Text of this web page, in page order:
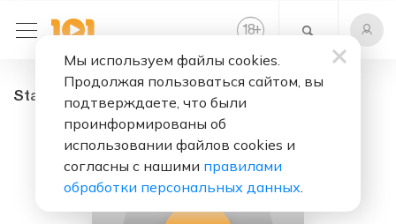
18+
StarFM - радио онлайн. Слушать бесплатно
Мы используем файлы cookies.
Продолжая пользоваться сайтом, вы
подтверждаете, что были
проинформированы об
использовании файлов cookies и
согласны с нашими правилами
обработки персональных данных.